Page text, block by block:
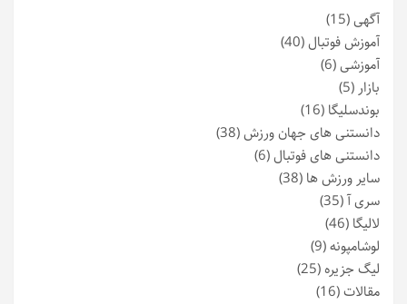
آگهی(15)
آموزش فوتبال(40)
آموزشی(6)
بازار (5)
بوندسلیگا (16)
دانستنی های جهان ورزش(38)
دانستنی های فوتبال(6)
سایر ورزش ها (38)
سری آ(35)
لالیگا (46)
لوشامپونه(9)
لیگ جزیره(25)
مقالات(16)